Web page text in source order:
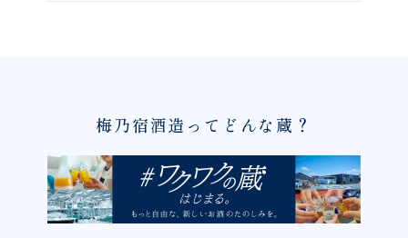
梅乃宿酒造ってどんな蔵？